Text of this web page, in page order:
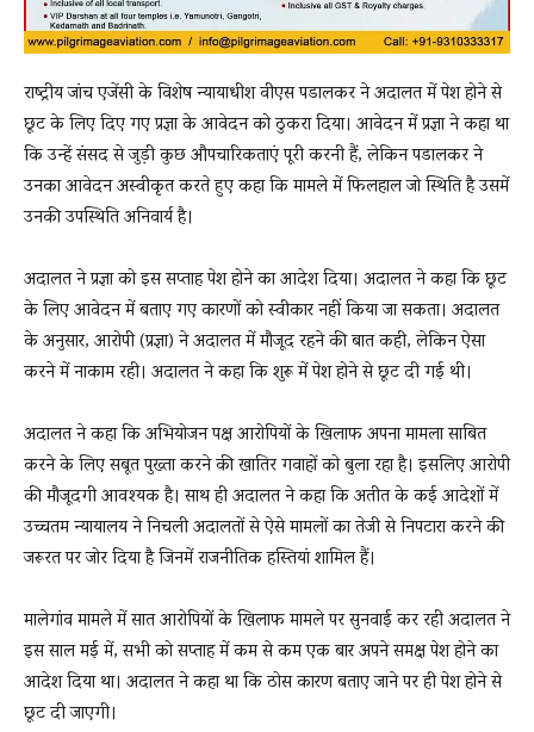
राष्ट्रीय जांच एजेंसी के विशेष न्यायाधीश वीएस पडालकर ने अदालत में पेश होने से
छूट के लिए दिए गए प्रज्ञा के आवेदन को ठुकरा दिया। आवेदन में प्रज्ञा ने कहा था
कि उन्हें संसद से जुड़ी कुछ औपचारिकताएं पूरी करनी हैं, लेकिन पडालकर ने
उनका आवेदन अस्वीकृत करते हुए कहा कि मामले में फिलहाल जो स्थिति है उसमें
उनकी उपस्थिति अनिवार्य है।
अदालत ने प्रज्ञा को इस सप्ताह पेश होने का आदेश दिया। अदालत ने कहा कि छूट
के लिए आवेदन में बताए गए कारणों को स्वीकार नहीं किया जा सकता। अदालत
के अनुसार, आरोपी (प्रज्ञा) ने अदालत में मौजूद रहने की बात कही, लेकिन ऐसा
करने में नाकाम रही। अदालत ने कहा कि शुरू में पेश होने से छूट दी गई थी।
अदालत ने कहा कि अभियोजन पक्ष आरोपियों के खिलाफ अपना मामला साबित
करने के लिए सबूत पुख्ता करने की खातिर गवाहों को बुला रहा है। इसलिए आरोपी
की मौजूदगी आवश्यक है। साथ ही अदालत ने कहा कि अतीत के कई आदेशों में
उच्चतम न्यायालय ने निचली अदालतों से ऐसे मामलों का तेजी से निपटारा करने की
जरूरत पर जोर दिया है जिनमें राजनीतिक हस्तियां शामिल हैं।
मालेगांव मामले में सात आरोपियों के खिलाफ मामले पर सुनवाई कर रही अदालत ने
इस साल मई में, सभी को सप्ताह में कम से कम एक बार अपने समक्ष पेश होने का
आदेश दिया था। अदालत ने कहा था कि ठोस कारण बताए जाने पर ही पेश होने से
छूट दी जाएगी।